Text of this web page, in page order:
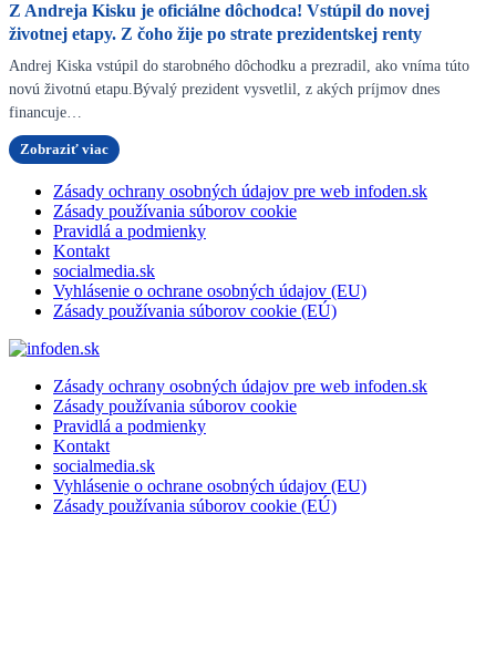
Z Andreja Kisku je oficiálne dôchodca! Vstúpil do novej
životnej etapy. Z čoho žije po strate prezidentskej renty
Andrej Kiska vstúpil do starobného dôchodku a prezradil, ako vníma túto
novú životnú etapu.Bývalý prezident vysvetlil, z akých príjmov dnes
financuje…
Zobraziť viac
Zásady ochrany osobných údajov pre web infoden.sk
Zásady používania súborov cookie
Pravidlá a podmienky
Kontakt
socialmedia.sk
Vyhlásenie o ochrane osobných údajov (EU)
Zásady používania súborov cookie (EÚ)
Zásady ochrany osobných údajov pre web infoden.sk
Zásady používania súborov cookie
Pravidlá a podmienky
Kontakt
socialmedia.sk
Vyhlásenie o ochrane osobných údajov (EU)
Zásady používania súborov cookie (EÚ)